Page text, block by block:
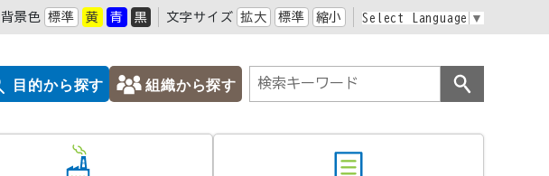
背景色 標準 黄 青 黒 文字サイズ 拡大 標準 縮小 Select Language ▼
目的から探す 組織から探す